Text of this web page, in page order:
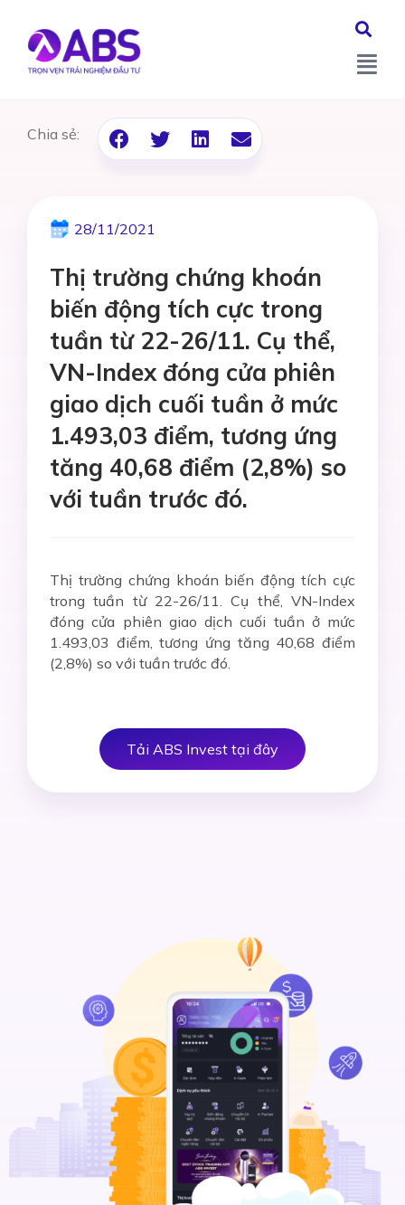
Chia sẻ:
28/11/2021
Thị trường chứng khoán
biến động tích cực trong
tuần từ 22-26/11. Cụ thể,
VN-Index đóng cửa phiên
giao dịch cuối tuần ở mức
1.493,03 điểm, tương ứng
tăng 40,68 điểm (2,8%) so
với tuần trước đó.
Thị trường chứng khoán biến động tích cực
trong tuần từ 22-26/11. Cụ thể, VN-Index
đóng cửa phiên giao dịch cuối tuần ở mức
1.493,03 điểm, tương ứng tăng 40,68 điểm
(2,8%) so với tuần trước đó.
Tải ABS Invest tại đây